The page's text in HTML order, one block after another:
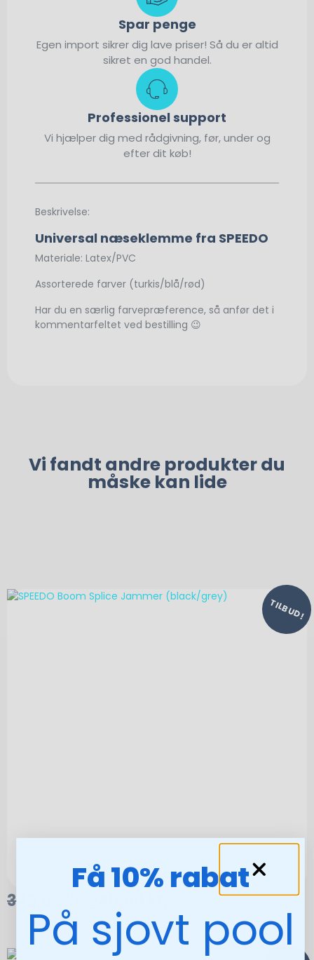
Spar penge
Egen import sikrer dig lave priser! Så du er altid
sikret en god handel.
Professionel support
Vi hjælper dig med rådgivning, før, under og
efter dit køb!
Beskrivelse:
Universal næseklemme fra SPEEDO
Materiale: Latex/PVC
Assorterede farver (turkis/blå/rød)
Har du en særlig farvepræference, så anfør det i
kommentarfeltet ved bestilling 😉
Vi fandt andre produkter du
måske kan lide
TILBUD!
345,00
Få 10% rabat
På sjovt pool